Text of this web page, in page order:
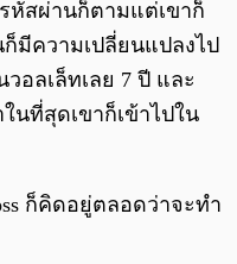
หัสผ่านก็ตามแต่เขาก็
ก็มีความเปลี่ยนแปลงไป
อลเล็ทเลย 7 ปี และ
นที่สุดเขาก็เข้าไปใน
ก็คิดอยู่ตลอดว่าจะทำ